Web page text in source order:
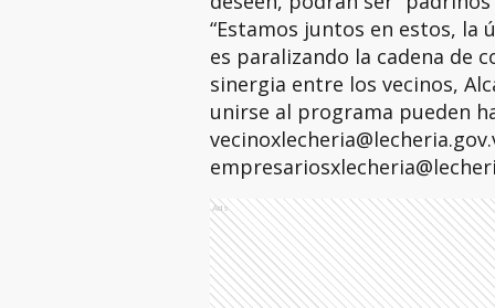
“Estamos juntos en estos, la
es paralizando la cadena de
sinergia entre los vecinos,
unirse al programa pueden
Ads